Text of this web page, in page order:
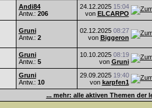
Andi84
Antw.: 206
24.12.2025 15:04
von ELCARPO
Gruni
Antw.: 2
02.12.2025 08:27
von Biggeron
Gruni
Antw.: 5
10.10.2025 08:19
von Gruni
Gruni
Antw.: 10
29.09.2025 19:40
von karpfen1
... mehr: alle aktiven Themen der